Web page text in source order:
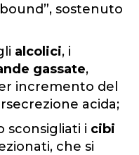
sostenuto
alcolici, i
gassate,
incremento del
acida;
sconsigliati i cibi
che si